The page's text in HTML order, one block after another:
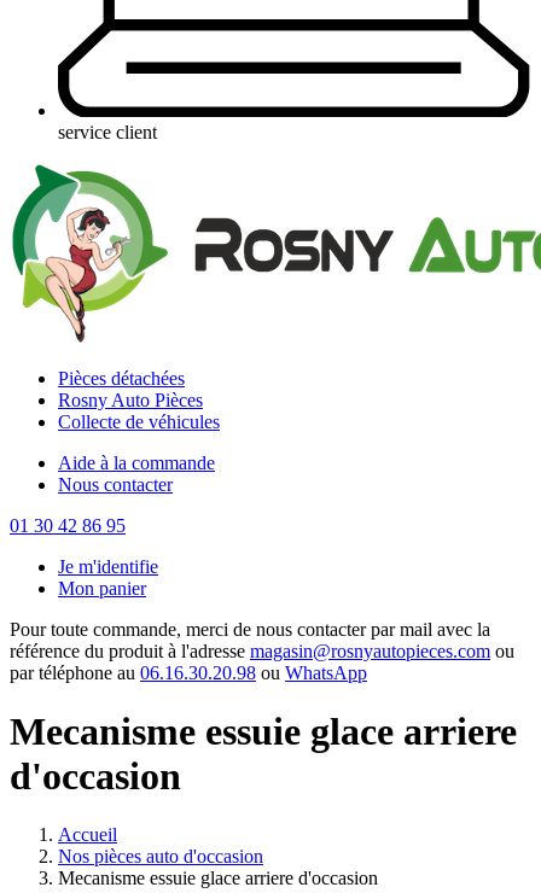
service client
Pièces détachées
Rosny Auto Pièces
Collecte de véhicules
Aide à la commande
Nous contacter
01 30 42 86 95
Je m'identifie
Mon panier
Pour toute commande, merci de nous contacter par mail avec la
référence du produit à l'adresse magasin@rosnyautopieces.com ou
par téléphone au 06.16.30.20.98 ou WhatsApp
Mecanisme essuie glace arriere
d'occasion
Accueil
Nos pièces auto d'occasion
Mecanisme essuie glace arriere d'occasion